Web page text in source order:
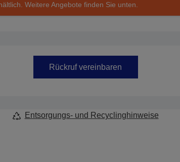
Weitere Angebote finden Sie unten.
Rückruf vereinbaren
Entsorgungs- und Recyclinghinweise